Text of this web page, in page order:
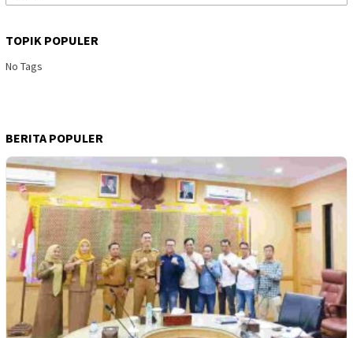
untuk:
TOPIK POPULER
No Tags
BERITA POPULER